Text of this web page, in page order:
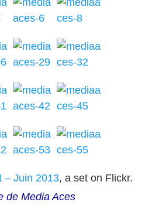
– Juin 2013, a set on Flickr.
de Media Aces